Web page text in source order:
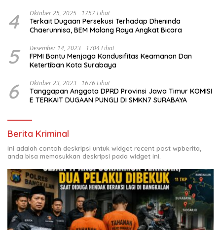
4 Oktober 25, 2025 1757 Lihat
Terkait Dugaan Persekusi Terhadap Dheninda
Chaerunnisa, BEM Malang Raya Angkat Bicara
5 Desember 14, 2023 1704 Lihat
FPMI Bantu Menjaga Kondusifitas Keamanan Dan
Ketertiban Kota Surabaya
6 Oktober 23, 2023 1676 Lihat
Tanggapan Anggota DPRD Provinsi Jawa Timur KOMISI
E TERKAIT DUGAAN PUNGLI DI SMKN7 SURABAYA
Berita Kriminal
Ini adalah contoh deskripsi untuk widget recent post wpberita,
anda bisa memasukkan deskripsi pada widget ini.